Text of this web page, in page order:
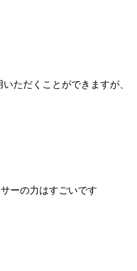
ただくことができますが、
ーの力はすごいです